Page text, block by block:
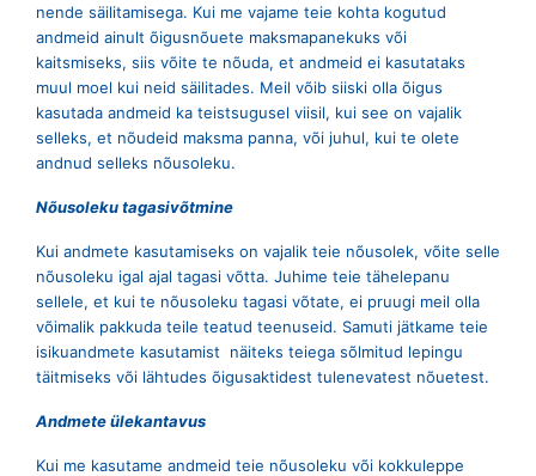
nende säilitamisega. Kui me vajame teie kohta kogutud
andmeid ainult õigusnõuete maksmapanekuks või
kaitsmiseks, siis võite te nõuda, et andmeid ei kasutataks
muul moel kui neid säilitades. Meil võib siiski olla õigus
kasutada andmeid ka teistsugusel viisil, kui see on vajalik
selleks, et nõudeid maksma panna, või juhul, kui te olete
andnud selleks nõusoleku.
Nõusoleku tagasivõtmine
Kui andmete kasutamiseks on vajalik teie nõusolek, võite selle
nõusoleku igal ajal tagasi võtta. Juhime teie tähelepanu
sellele, et kui te nõusoleku tagasi võtate, ei pruugi meil olla
võimalik pakkuda teile teatud teenuseid. Samuti jätkame teie
isikuandmete kasutamist näiteks teiega sõlmitud lepingu
täitmiseks või lähtudes õigusaktidest tulenevatest nõuetest.
Andmete ülekantavus
Kui me kasutame andmeid teie nõusoleku või kokkuleppe